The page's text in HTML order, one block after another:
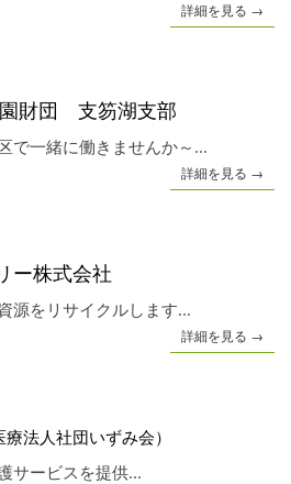
詳細を見る →
財団 支笏湖支部
で一緒に働きませんか～...
詳細を見る →
ー株式会社
源をリサイクルします...
詳細を見る →
療法人社団いずみ会）
サービスを提供...